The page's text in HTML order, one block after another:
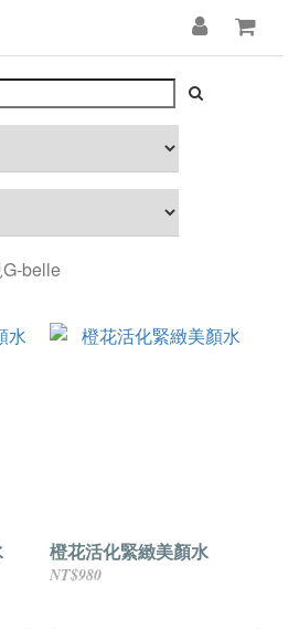
belle
橙花活化緊緻美顏水
NT$980